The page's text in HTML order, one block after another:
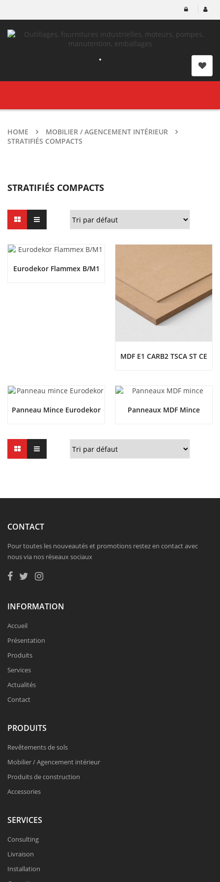
HOME
MOBILIER / AGENCEMENT INTÉRIEUR
STRATIFIÉS COMPACTS
STRATIFIÉS COMPACTS
Eurodekor Flammex B/M1
MDF E1 CARB2 TSCA ST CE
Panneau Mince Eurodekor Panneaux MDF Mince
CONTACT
Pour toutes les nouveautés et promotions restez en contact avec
nous via nos réseaux sociaux
INFORMATION
Accueil
Présentation
Produits
Services
Actualités
Contact
PRODUITS
Revêtements de sols
Mobilier / Agencement intérieur
Produits de construction
Accessories
SERVICES
Consulting
Livraison
Installation